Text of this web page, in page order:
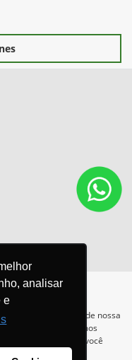
analisar
e
fazemos uso de nossa
pessoais respeitamos
a navegação e visita você